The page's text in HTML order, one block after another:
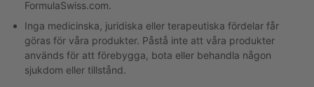
FormulaSwiss.com.
Inga medicinska, juridiska eller terapeutiska fördelar får
göras för våra produkter. Påstå inte att våra produkter
används för att förebygga, bota eller behandla någon
sjukdom eller tillstånd.